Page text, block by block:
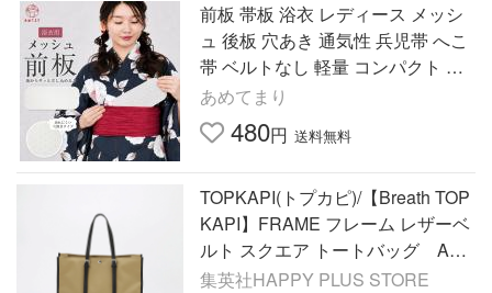
前板 帯板 浴衣 レディース メッシ
ュ 後板 穴あき 通気性 兵児帯 へこ
帯 ベルトなし 軽量 コンパクト ム
レにくい 夏 着付け小物 和装小物
帯結びを美しく
あめてまり
480円 送料無料
TOPKAPI(トプカピ)/【Breath TOP
KAPI】FRAME フレーム レザーベ
ルト スクエア トートバッグ A4
／ 軽量
集英社HAPPY PLUS STORE